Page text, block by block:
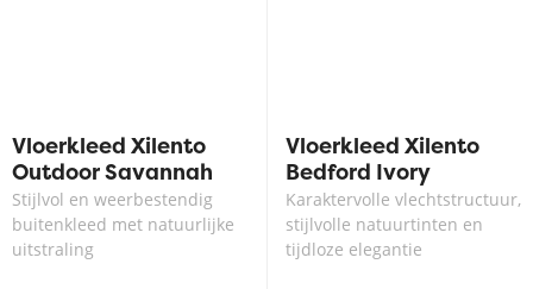
Vloerkleed Xilento
Outdoor Savannah
Dark Beige
Stijlvol en weerbestendig
buitenkleed met natuurlijke
uitstraling
Vloerkleed Xilento
Bedford Ivory
Karaktervolle vlechtstructuur,
stijlvolle natuurtinten en
tijdloze elegantie